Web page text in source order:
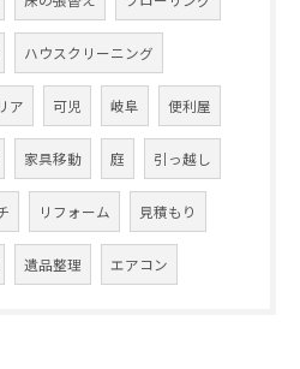
ハウスクリーニング
ア 可児 岐阜 便利屋
家具移動 庭 引っ越し
リフォーム 見積もり
遺品整理 エアコン